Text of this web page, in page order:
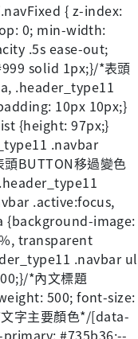
{ z-index:
0; min-width:
.5s ease-out;
solid 1px;}/*表頭
.header_type11
10px 10px;}
{height: 97px;}
.navbar
BUTTON移過變色
.active:focus,
{background-image:
transparent
.navbar ul
*內文標題
500; font-size:
字主要顏色*/[data-
#735b36;--